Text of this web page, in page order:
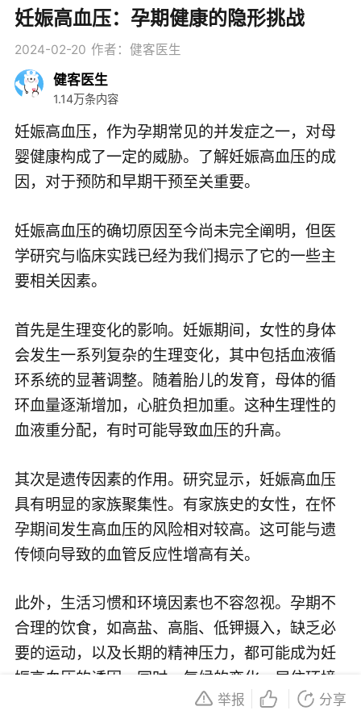
妊娠高血压：孕期健康的隐形挑战
2024-02-20 作者：健客医生
健客医生
1.14万条内容
妊娠高血压，作为孕期常见的并发症之一，对母
婴健康构成了一定的威胁。了解妊娠高血压的成
因，对于预防和早期干预至关重要。
妊娠高血压的确切原因至今尚未完全阐明，但医
学研究与临床实践已经为我们揭示了它的一些主
要相关因素。
首先是生理变化的影响。妊娠期间，女性的身体
会发生一系列复杂的生理变化，其中包括血液循
环系统的显著调整。随着胎儿的发育，母体的循
环血量逐渐增加，心脏负担加重。这种生理性的
血液重分配，有时可能导致血压的升高。
其次是遗传因素的作用。研究显示，妊娠高血压
具有明显的家族聚集性。有家族史的女性，在怀
孕期间发生高血压的风险相对较高。这可能与遗
传倾向导致的血管反应性增高有关。
此外，生活习惯和环境因素也不容忽视。孕期不
合理的饮食，如高盐、高脂、低钾摄入，缺乏必
要的运动，以及长期的精神压力，都可能成为妊
娠高血压的诱因。同时，气候的变化、居住环境
的污染等也可能对血压产生影响。
举报 分享